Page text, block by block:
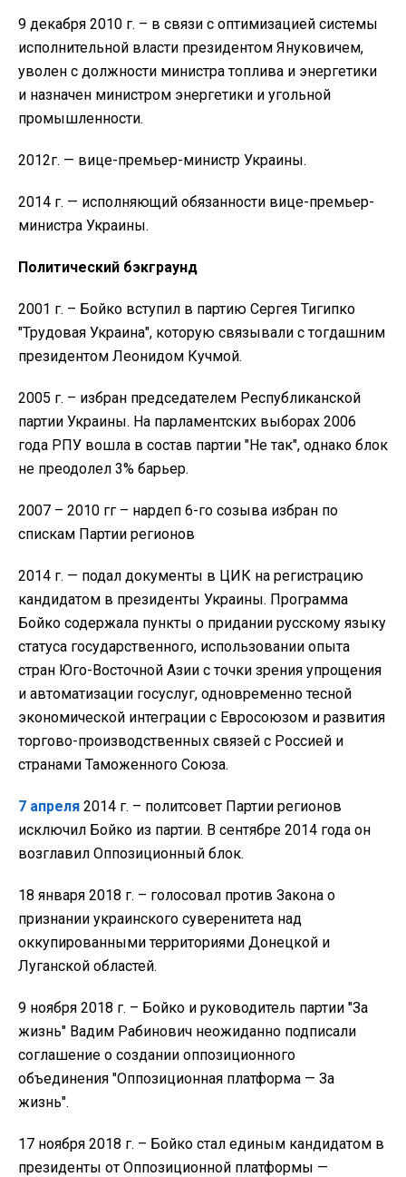
9 декабря 2010 г. – в связи с оптимизацией системы
исполнительной власти президентом Януковичем,
уволен с должности министра топлива и энергетики
и назначен министром энергетики и угольной
промышленности.
2012г. — вице-премьер-министр Украины.
2014 г. — исполняющий обязанности вице-премьер-
министра Украины.
Политический бэкграунд
2001 г. – Бойко вступил в партию Сергея Тигипко
"Трудовая Украина", которую связывали с тогдашним
президентом Леонидом Кучмой.
2005 г. – избран председателем Республиканской
партии Украины. На парламентских выборах 2006
года РПУ вошла в состав партии "Не так", однако блок
не преодолел 3% барьер.
2007 – 2010 гг – нардеп 6-го созыва избран по
спискам Партии регионов
2014 г. — подал документы в ЦИК на регистрацию
кандидатом в президенты Украины. Программа
Бойко содержала пункты о придании русскому языку
статуса государственного, использовании опыта
стран Юго-Восточной Азии с точки зрения упрощения
и автоматизации госуслуг, одновременно тесной
экономической интеграции с Евросоюзом и развития
торгово-производственных связей с Россией и
странами Таможенного Союза.
7 апреля 2014 г. – политсовет Партии регионов
исключил Бойко из партии. В сентябре 2014 года он
возглавил Оппозиционный блок.
18 января 2018 г. – голосовал против Закона о
признании украинского суверенитета над
оккупированными территориями Донецкой и
Луганской областей.
9 ноября 2018 г. – Бойко и руководитель партии "За
жизнь" Вадим Рабинович неожиданно подписали
соглашение о создании оппозиционного
объединения "Оппозиционная платформа — За
жизнь".
17 ноября 2018 г. – Бойко стал единым кандидатом в
президенты от Оппозиционной платформы —